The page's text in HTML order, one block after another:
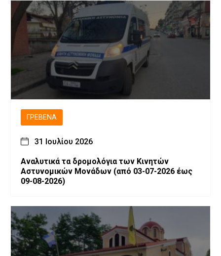
ΓΡΕΒΕΝΆ
31 Ιουλίου 2026
Αναλυτικά τα δρομολόγια των Κινητών
Αστυνομικών Μονάδων (από 03-07-2026 έως
09-08-2026)